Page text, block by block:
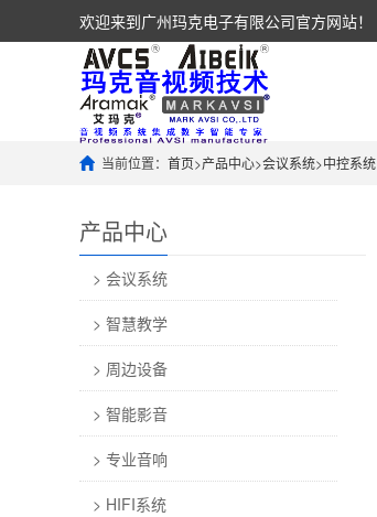
欢迎来到广州玛克电子有限公司官方网站！
当前位置： 首页>产品中心>会议系统>中控系统
产品中心
> 会议系统
> 智慧教学
> 周边设备
> 智能影音
> 专业音响
> HIFI系统